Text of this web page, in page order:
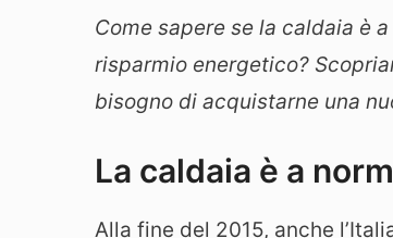
Come sapere se la caldaia è
risparmio energetico?
bisogno di acquistarne una
La caldaia è a
Alla fine del 2015, anche